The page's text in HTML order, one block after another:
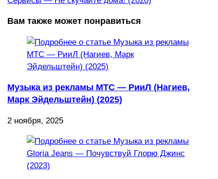
Вам также может понравиться
Музыка из рекламы МТС — РииЛ (Нагиев,
Марк Эйдельштейн) (2025)
2 ноября, 2025